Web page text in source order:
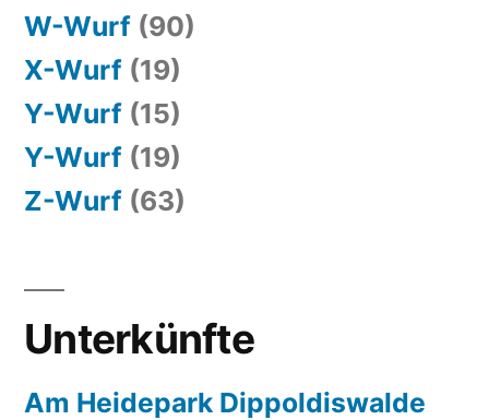
W-Wurf (90)
X-Wurf (19)
Y-Wurf (15)
Y-Wurf (19)
Z-Wurf (63)
Unterkünfte
Am Heidepark Dippoldiswalde